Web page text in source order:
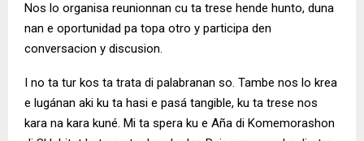
Nos lo organisa reunionnan cu ta trese hende hunto, duna
nan e oportunidad pa topa otro y participa den
conversacion y discusion.
I no ta tur kos ta trata di palabranan so. Tambe nos lo krea
e lugánan aki ku ta hasi e pasá tangible, ku ta trese nos
kara na kara kuné. Mi ta spera ku e Aña di Komemorashon